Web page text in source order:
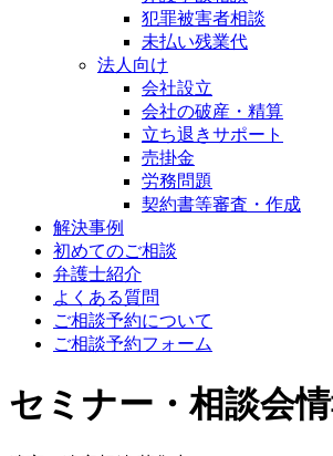
犯罪被害者相談
未払い残業代
法人向け
会社設立
会社の破産・精算
立ち退きサポート
売掛金
労務問題
契約書等審査・作成
解決事例
初めてのご相談
弁護士紹介
よくある質問
ご相談予約について
ご相談予約フォーム
セミナー・相談会